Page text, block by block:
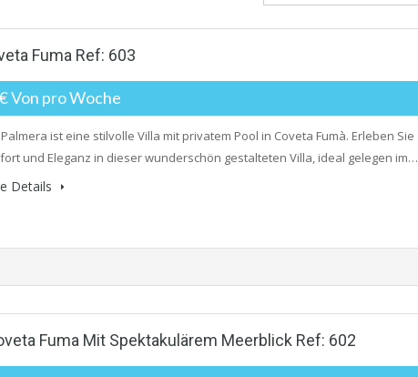
Fuma Ref: 603
Von pro Woche
ist eine stilvolle Villa mit privatem Pool in Coveta Fumà. Erleben Sie
und Eleganz in dieser wunderschön gestalteten Villa, ideal gelegen im…
Details
Fuma Mit Spektakulärem Meerblick Ref: 602